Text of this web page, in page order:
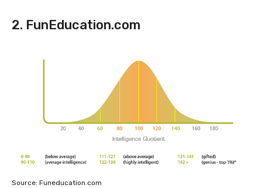
2. FunEducation.com
Source: Funeducation.com